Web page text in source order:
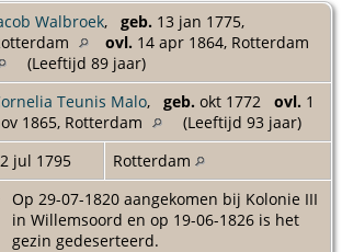
Walbroek, geb. 13 jan 1775,
ovl. 14 apr 1864, Rotterdam
(Leeftijd 89 jaar)
Teunis Malo, geb. okt 1772 ovl. 1
1865, Rotterdam
(Leeftijd 93 jaar)
jul 1795
Rotterdam
Op 29-07-1820 aangekomen bij Kolonie III
in Willemsoord en op 19-06-1826 is het
gezin gedeserteerd.